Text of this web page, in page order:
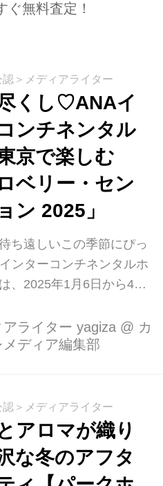
ぐ無料査定！
認＞メディアライター
くし♡ANAイ
ンチネンタル
京で楽しむ
ベリー・セン
ン 2025」
ち遠しいこの季節にぴっ
ンターコンチネンタルホ
、2025年1月6日から4月
のイチゴをふんだんに使
『ストロベリー・センセ
』を開催します。ホテ
ーマやこだわりのメニュ
です。
アライター yagiza @ カ
メディア編集部
認＞メディアライター
アロマが織り
な冬のアフタ